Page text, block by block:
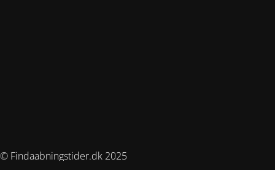
© Findaabningstider.dk 2025